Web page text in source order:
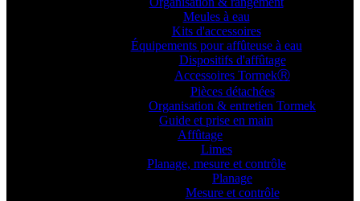
Meules à eau
Kits d'accessoires
Équipements pour affûteuse à eau
Dispositifs d'affûtage
Accessoires TormekⓇ
Pièces détachées
Organisation & entretien Tormek
Guide et prise en main
Affûtage
Limes
Planage, mesure et contrôle
Planage
Mesure et contrôle